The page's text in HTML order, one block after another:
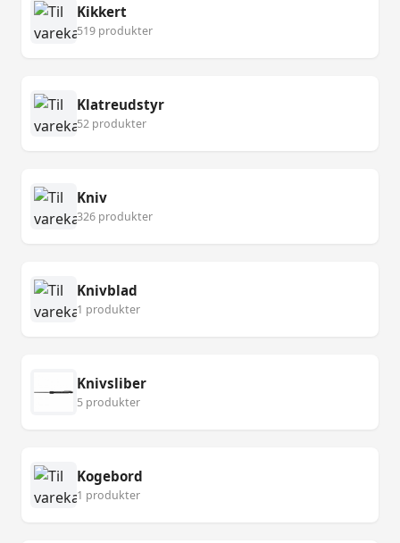
Kikkert
519 produkter
Klatreudstyr
52 produkter
Kniv
326 produkter
Knivblad
1 produkter
Knivsliber
5 produkter
Kogebord
1 produkter